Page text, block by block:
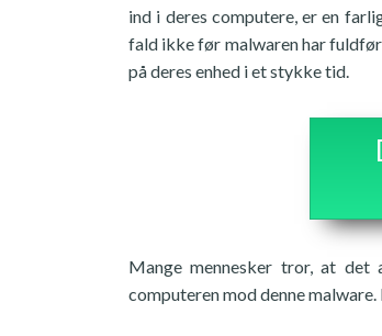
ind i deres computere, er en
fald ikke før malwaren har
på deres enhed i et stykke tid.
Mange mennesker tror, at
computeren mod denne